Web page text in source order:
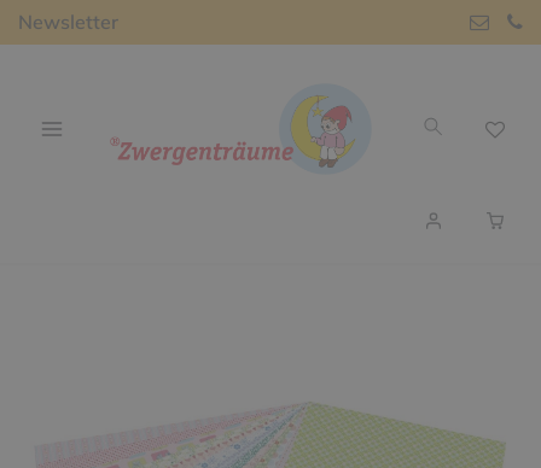
Newsletter